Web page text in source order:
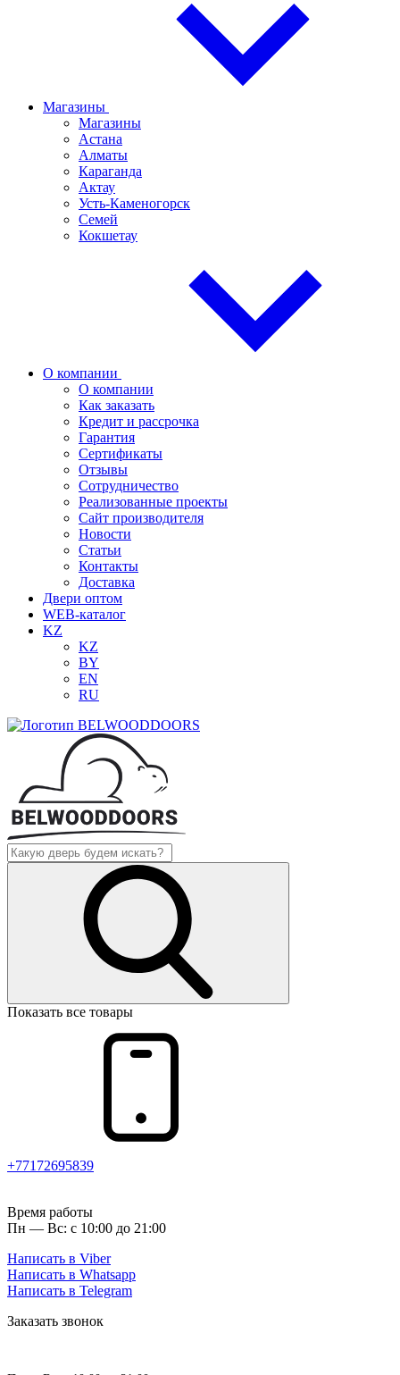
Магазины
Магазины
Астана
Алматы
Караганда
Актау
Усть-Каменогорск
Семей
Кокшетау
О компании
О компании
Как заказать
Кредит и рассрочка
Гарантия
Сертификаты
Отзывы
Сотрудничество
Реализованные проекты
Сайт производителя
Новости
Статьи
Контакты
Доставка
Двери оптом
WEB-каталог
KZ
KZ
BY
EN
RU
Показать все товары
+77172695839
Время работы
Пн — Вс: с 10:00 до 21:00
Написать в Viber
Написать в Whatsapp
Написать в Telegram
Заказать звонок